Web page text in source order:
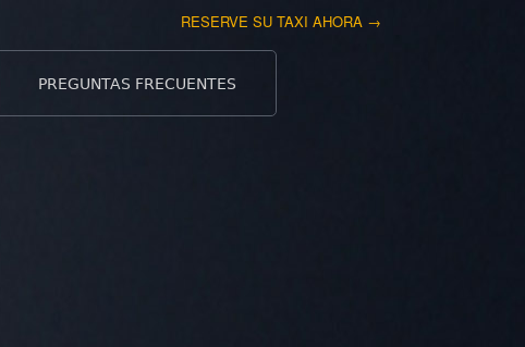
RESERVE SU TAXI AHORA →
PREGUNTAS FRECUENTES